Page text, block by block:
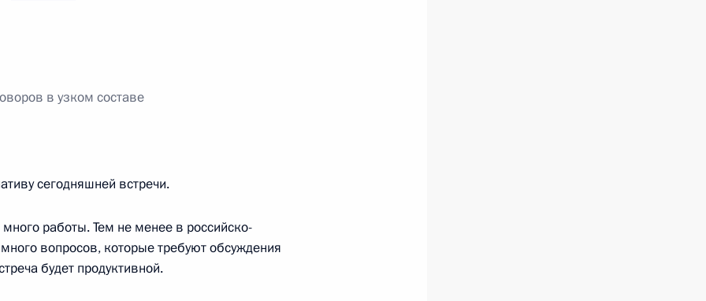
мер в связи
организаций
Юрия Ушакова
в узком составе
сегодняшней встречи.
работы. Тем не менее в российско-
вопросов, которые требуют обсуждения
будет продуктивной.